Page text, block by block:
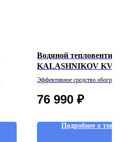
Водяной
KALASHNIKOV KVF-
Эффективное средство обогрева
затратами в больших
76 990 ₽
Подробнее о